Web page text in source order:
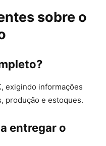
sobre o
exigindo informações
produção e estoques.
entregar o